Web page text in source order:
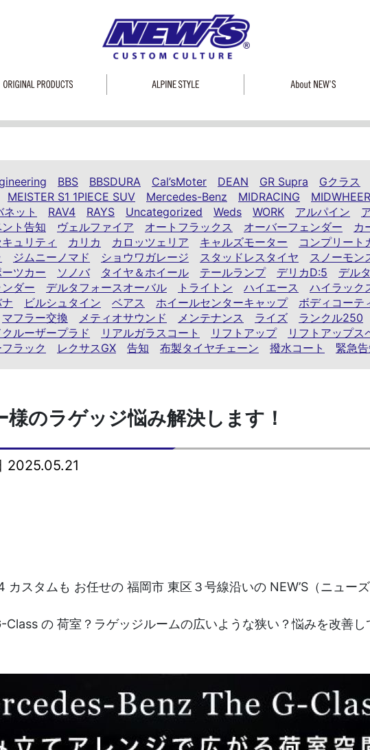
BBS BBSDURA Cal’sMoter DEAN GR Supra Gクラス
MEISTER S1 1PIECE SUV Mercedes-Benz MIDRACING
ット RAV4 RAYS Uncategorized Weds WORK アルパイン
ト告知 ヴェルファイア オートフラックス オーバーフェンダー
カ
ュリティ カリカ カロッツェリア キャルズモーター コンプリート
ジムニーノマド ショウワガレージ スタッドレスタイヤ
スノーモン
ツカー ソノバ タイヤ＆ホイール テールランプ デリカD:5
デル
ダー
デルタフォースオーバル トライトン ハイエース
ハイラック
ビルシュタイン ベアス ホイールセンターキャップ
ボディコーテ
マフラー交換 メティオサウンド メンテナンス ライズ ランクル250
ルーザープラド リアルガラスコート リフトアップ
リフトアップス
ラック レクサスGX 告知 布製タイヤチェーン 撥水コート 緊急
のラゲッジ悩み解決します！
2025.05.21
スタムも お任せの 福岡市 東区３号線沿いの NEW’S（ニュー
の 荷室？ラゲッジルームの広いような狭い？悩みを改善し